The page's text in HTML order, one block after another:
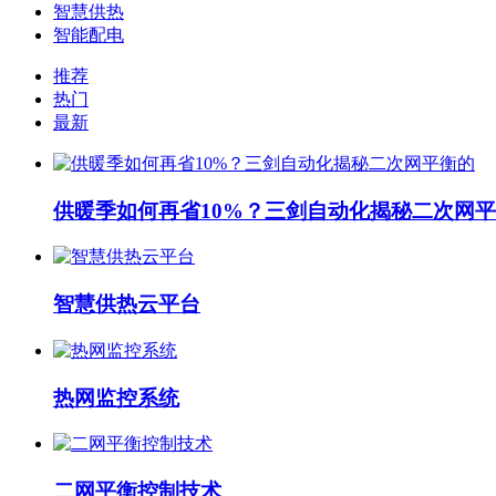
智慧供热
智能配电
推荐
热门
最新
供暖季如何再省10%？三剑自动化揭秘二次网
智慧供热云平台
热网监控系统
二网平衡控制技术